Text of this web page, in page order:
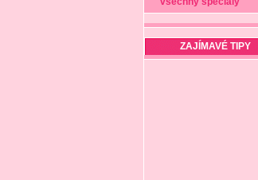
ZAJÍMAVÉ TIPY